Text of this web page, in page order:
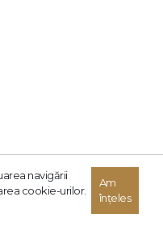
navigării
cookie-urilor.
Am
înțeles